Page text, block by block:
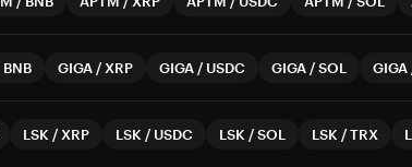
BNB GIGA / XRP GIGA / USDC GIGA /SOL GIGA
LSK / XRP LSK / USDC LSK /SOL LSK /TRX